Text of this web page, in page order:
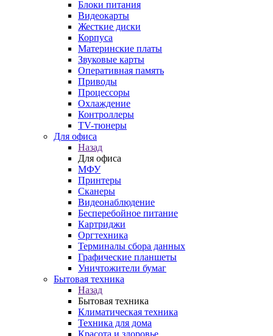
Блоки питания
Видеокарты
Жесткие диски
Корпуса
Материнские платы
Звуковые карты
Оперативная память
Приводы
Процессоры
Охлаждение
Контроллеры
TV-тюнеры
Для офиса
Назад
Для офиса
МФУ
Принтеры
Сканеры
Видеонаблюдение
Бесперебойное питание
Картриджи
Оргтехника
Терминалы сбора данных
Графические планшеты
Уничтожители бумаг
Бытовая техника
Назад
Бытовая техника
Климатическая техника
Техника для дома
Красота и здоровье